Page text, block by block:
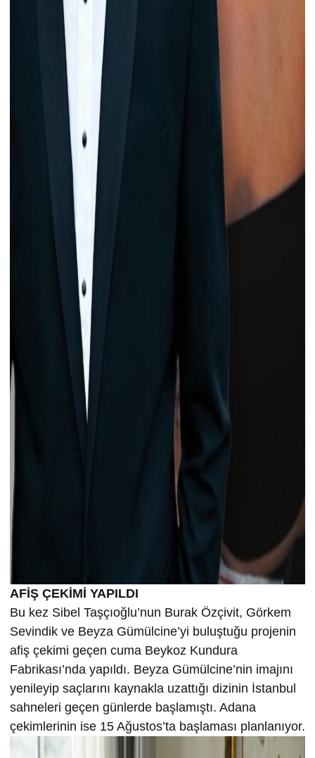
AFİŞ ÇEKİMİ YAPILDI
Bu kez Sibel Taşçıoğlu’nun Burak Özçivit, Görkem
Sevindik ve Beyza Gümülcine’yi buluştuğu projenin
afiş çekimi geçen cuma Beykoz Kundura
Fabrikası’nda yapıldı. Beyza Gümülcine’nin imajını
yenileyip saçlarını kaynakla uzattığı dizinin İstanbul
sahneleri geçen günlerde başlamıştı. Adana
çekimlerinin ise 15 Ağustos’ta başlaması planlanıyor.